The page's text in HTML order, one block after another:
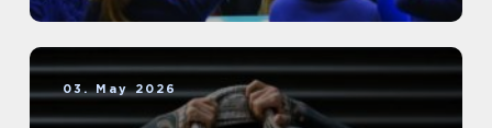
03. May 2026